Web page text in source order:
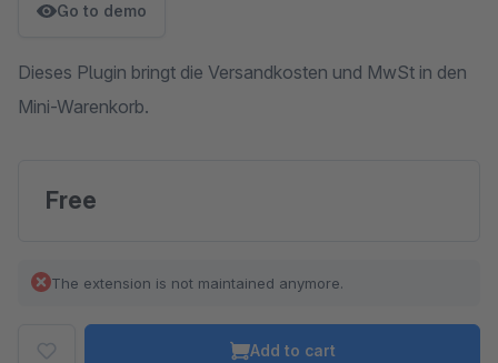
Go to demo
Dieses Plugin bringt die Versandkosten und MwSt in den
Mini-Warenkorb.
Free
The extension is not maintained anymore.
Add to cart